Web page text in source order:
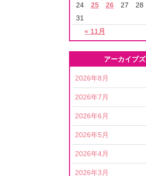
« 11月
24
25 26 27 28
31
アーカイブズ
2026年8月
2026年7月
2026年6月
2026年5月
2026年4月
2026年3月